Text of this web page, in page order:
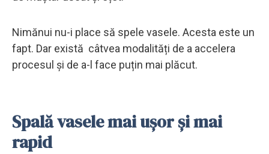
Nimănui nu-i place să spele vasele. Acesta este un
fapt. Dar există câtvea modalități de a accelera
procesul și de a-l face puțin mai plăcut.
Spală vasele mai ușor și mai
rapid